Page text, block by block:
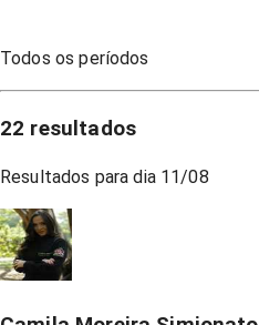
Todos os períodos
22 resultados
Resultados para dia 11/08